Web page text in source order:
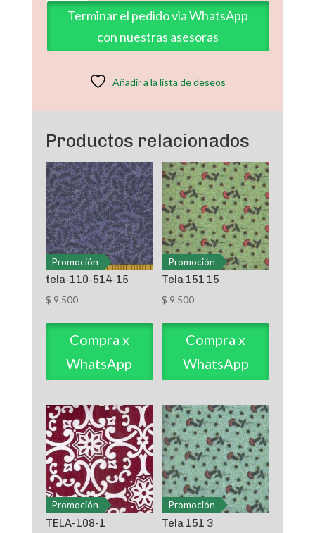
24
cantidadTerminar el pedido via WhatsApp
con nuestras asesoras
Añadir a la lista de deseos
Productos relacionados
Promoción
tela-110-514-15
$ 9.500
Compra x
WhatsApp
Promoción
Tela 151 15
$ 9.500
Compra x
WhatsApp
Promoción
TELA-108-1
Promoción
Tela 151 3